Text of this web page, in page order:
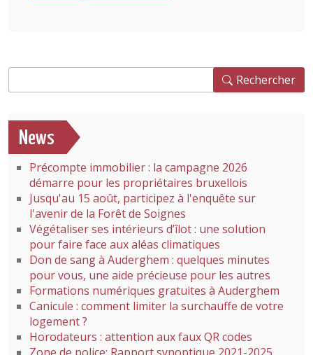
Rechercher
News
Précompte immobilier : la campagne 2026
démarre pour les propriétaires bruxellois
Jusqu'au 15 août, participez à l'enquête sur
l'avenir de la Forêt de Soignes
Végétaliser ses intérieurs d’îlot : une solution
pour faire face aux aléas climatiques
Don de sang à Auderghem : quelques minutes
pour vous, une aide précieuse pour les autres
Formations numériques gratuites à Auderghem
Canicule : comment limiter la surchauffe de votre
logement ?
Horodateurs : attention aux faux QR codes